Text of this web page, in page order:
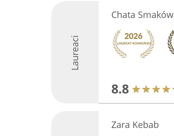
Laureaci
Chata Smaków
8.8
Zara Kebab